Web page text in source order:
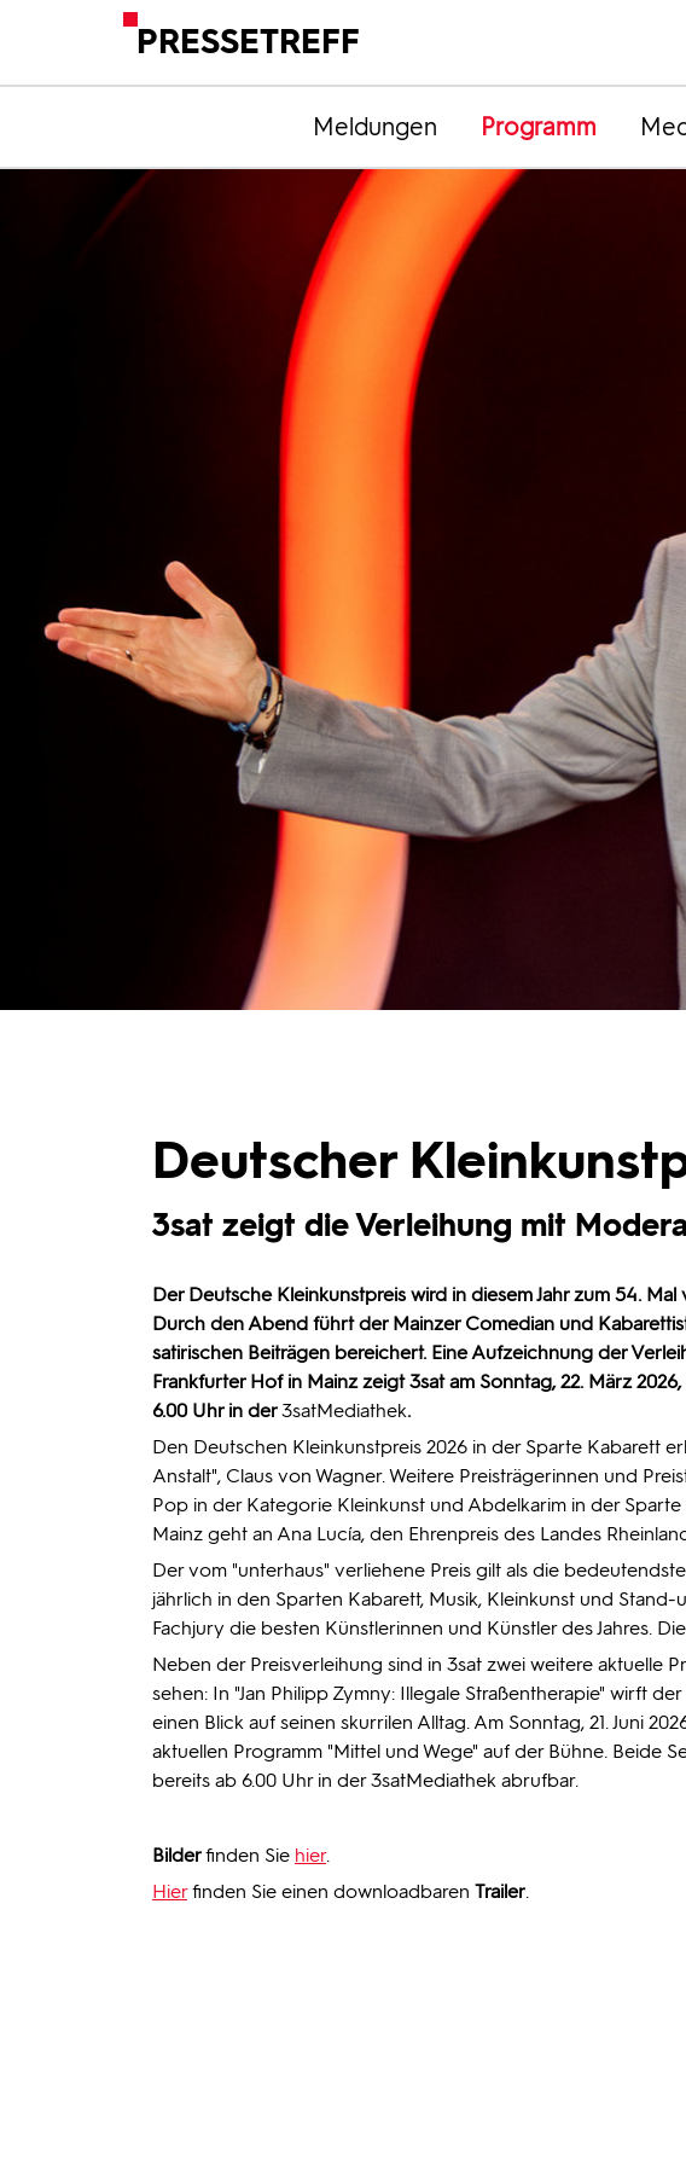
PRESSETREFF
Meldungen Programm
Deutscher
3sat zeigt die Verleihung mit
Der Deutsche Kleinkunstpreis wird in diesem Jahr zum 54.
Durch den Abend führt der Mainzer Comedian und
satirischen Beiträgen bereichert. Eine Aufzeichnung der
Frankfurter Hof in Mainz zeigt 3sat am Sonntag, 22. März
6.00 Uhr in der3satMediathek.
Den Deutschen Kleinkunstpreis 2026 in der Sparte Kabarett
Anstalt", Claus von Wagner. Weitere Preisträgerinnen und
Pop in der Kategorie Kleinkunst und Abdelkarim in der
Mainz geht an Ana Lucía, den Ehrenpreis des Landes
Der vom "unterhaus" verliehene Preis gilt als die
jährlich in den Sparten Kabarett, Musik, Kleinkunst und
Fachjury die besten Künstlerinnen und Künstler des Jahres.
Neben der Preisverleihung sind in 3sat zwei weitere aktuelle
sehen: In "Jan Philipp Zymny: Illegale Straßentherapie" wirft
einen Blick auf seinen skurrilen Alltag. Am Sonntag, 21. Juni
aktuellen Programm "Mittel und Wege" auf der Bühne. Beide
bereits ab 6.00 Uhr in der3satMediathek abrufbar.
Bilderfinden Sie hier.
Hierfinden Sie einen downloadbaren Trailer.